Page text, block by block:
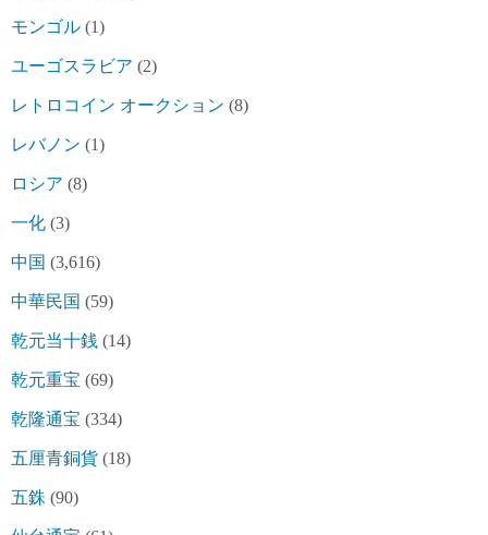
モンゴル (1)
ユーゴスラビア (2)
レトロコイン オークション (8)
レバノン (1)
ロシア (8)
一化 (3)
中国 (3,616)
中華民国 (59)
乾元当十銭 (14)
乾元重宝 (69)
乾隆通宝 (334)
五厘青銅貨 (18)
五銖 (90)